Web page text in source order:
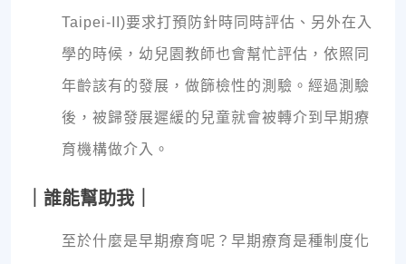
Taipei-II)要求打預防針時同時評估、另外在入
學的時候，幼兒園教師也會幫忙評估，依照同
年齡該有的發展，做篩檢性的測驗。經過測驗
後，被歸發展遲緩的兒童就會被轉介到早期療
育機構做介入。
｜誰能幫助我｜
至於什麼是早期療育呢？早期療育是種制度化